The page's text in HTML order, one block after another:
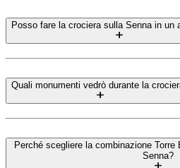
Posso fare la crociera sulla Senna in un
Quali monumenti vedrò durante la
Perché scegliere la combinazione
Senna?